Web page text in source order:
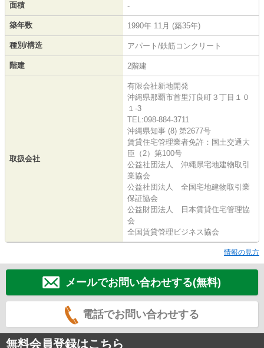
面積 -
築年数 1990年 11月 (築35年)
種別/構造 アパート/鉄筋コンクリート
階建 2階建
取扱会社
有限会社新地開発
沖縄県那覇市首里汀良町３丁目１０
１-3
TEL:098-884-3711
沖縄県知事 (8) 第2677号
賃貸住宅管理業者免許：国土交通大
臣（2）第100号
公益社団法人 沖縄県宅地建物取引
業協会
公益社団法人 全国宅地建物取引業
保証協会
公益財団法人 日本賃貸住宅管理協
会
全国賃貸管理ビジネス協会
情報の見方
メールでお問い合わせする(無料)
電話でお問い合わせする
無料会員登録はこちら